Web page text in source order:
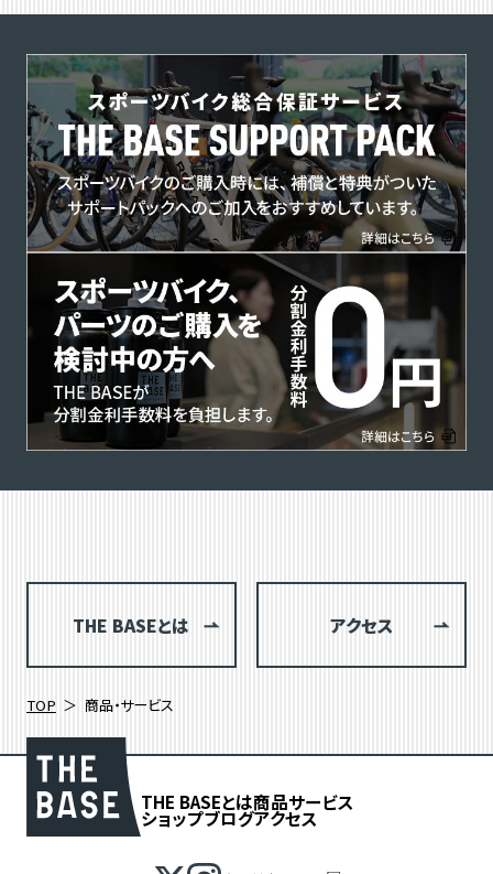
THE BASEとは アクセス
TOP 商品・サービス
THE BASEとは商品サービス
ショップブログアクセス